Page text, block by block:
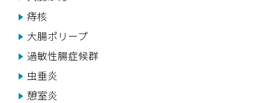
痔核
大腸ポリープ
過敏性腸症候群
虫垂炎
憩室炎